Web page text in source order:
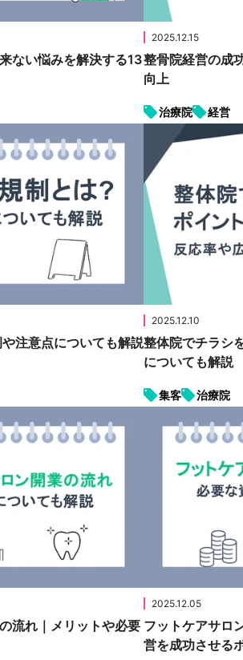
ない悩みを解決する13
2025.12.15
整骨院経営の成
向上
治療院 経営
注意点についても解説
2025.12.10
整体院でチラシ
についても解説
集客 治療院
流れ｜メリットや必要
2025.12.05
フットケアサロ
営を成功させる